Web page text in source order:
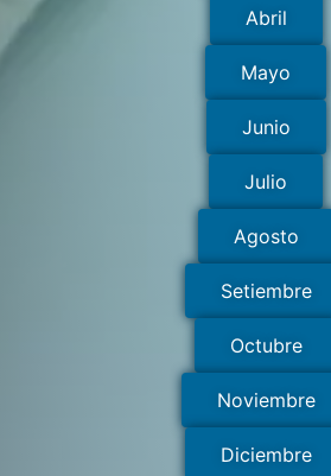
Abril
Mayo
Junio
Julio
Agosto
Setiembre
Octubre
Noviembre
Diciembre